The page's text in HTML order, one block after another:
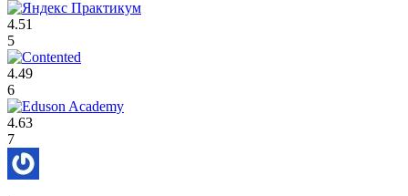
4.51
5
4.49
6
4.63
7